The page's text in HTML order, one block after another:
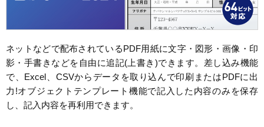
ネットなどで配布されているPDF用紙に文字・図形・画像・印
影・手書きなどを自由に追記(上書き)できます。差し込み機能
で、Excel、CSVからデータを取り込んで印刷またはPDFに出
力!オブジェクトテンプレート機能で記入した内容のみを保存
し、記入内容を再利用できます。